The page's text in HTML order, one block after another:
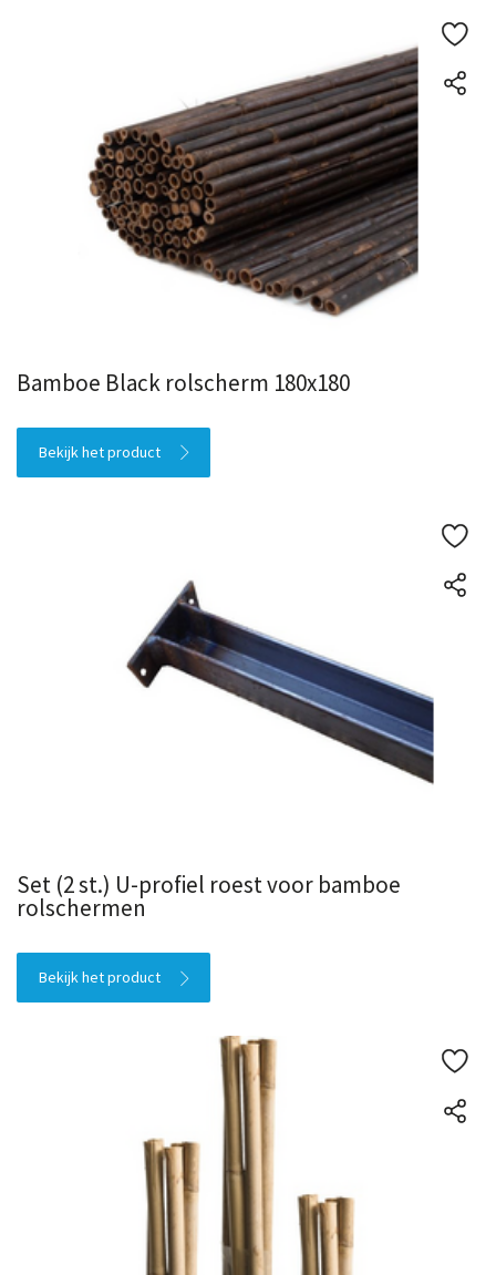
Bamboe Black rolscherm 180x180
Bekijk het product
Set (2 st.) U-profiel roest voor bamboe
rolschermen
Bekijk het product